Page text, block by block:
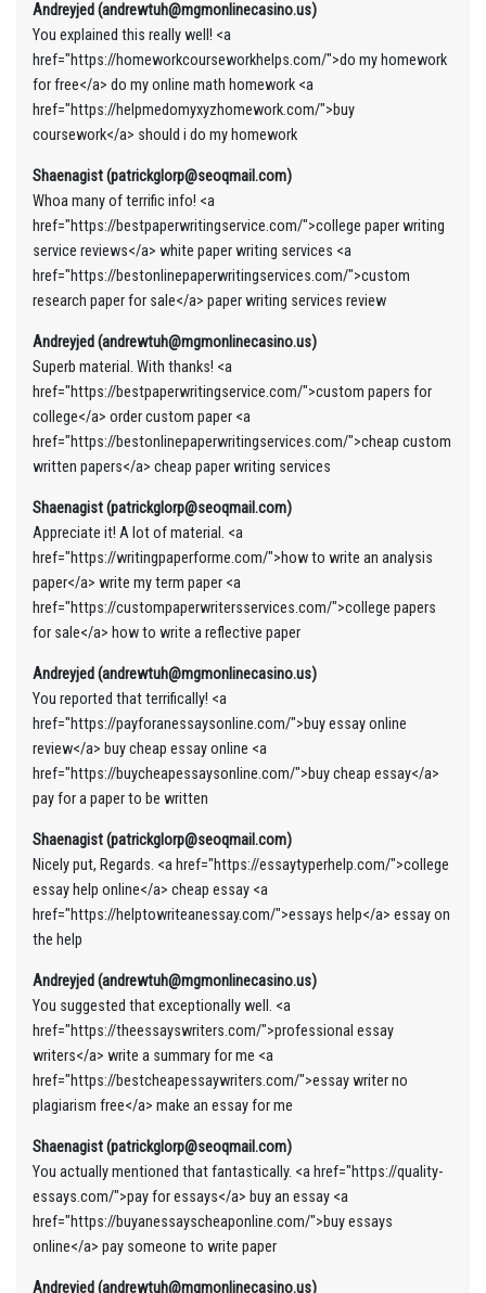
Andreyjed (andrewtuh@mgmonlinecasino.us)
You explained this really well! <a
href="https://homeworkcourseworkhelps.com/">do my homework
for free</a> do my online math homework <a
href="https://helpmedomyxyzhomework.com/">buy
coursework</a> should i do my homework
Shaenagist (patrickglorp@seoqmail.com)
Whoa many of terrific info! <a
href="https://bestpaperwritingservice.com/">college paper writing
service reviews</a> white paper writing services <a
href="https://bestonlinepaperwritingservices.com/">custom
research paper for sale</a> paper writing services review
Andreyjed (andrewtuh@mgmonlinecasino.us)
Superb material. With thanks! <a
href="https://bestpaperwritingservice.com/">custom papers for
college</a> order custom paper <a
href="https://bestonlinepaperwritingservices.com/">cheap custom
written papers</a> cheap paper writing services
Shaenagist (patrickglorp@seoqmail.com)
Appreciate it! A lot of material. <a
href="https://writingpaperforme.com/">how to write an analysis
paper</a> write my term paper <a
href="https://custompaperwritersservices.com/">college papers
for sale</a> how to write a reflective paper
Andreyjed (andrewtuh@mgmonlinecasino.us)
You reported that terrifically! <a
href="https://payforanessaysonline.com/">buy essay online
review</a> buy cheap essay online <a
href="https://buycheapessaysonline.com/">buy cheap essay</a>
pay for a paper to be written
Shaenagist (patrickglorp@seoqmail.com)
Nicely put, Regards. <a href="https://essaytyperhelp.com/">college
essay help online</a> cheap essay <a
href="https://helptowriteanessay.com/">essays help</a> essay on
the help
Andreyjed (andrewtuh@mgmonlinecasino.us)
You suggested that exceptionally well. <a
href="https://theessayswriters.com/">professional essay
writers</a> write a summary for me <a
href="https://bestcheapessaywriters.com/">essay writer no
plagiarism free</a> make an essay for me
Shaenagist (patrickglorp@seoqmail.com)
You actually mentioned that fantastically. <a href="https://quality-
essays.com/">pay for essays</a> buy an essay <a
href="https://buyanessayscheaponline.com/">buy essays
online</a> pay someone to write paper
Andreyjed (andrewtuh@mgmonlinecasino.us)